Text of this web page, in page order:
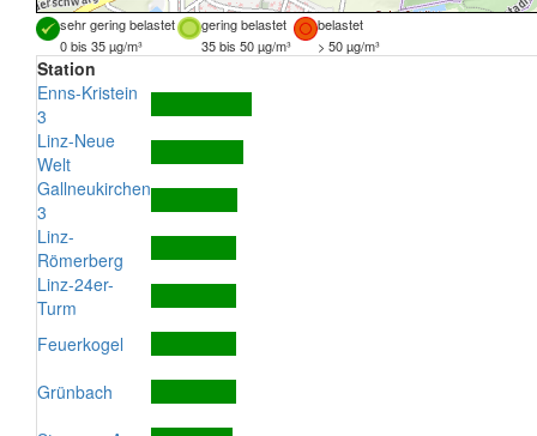
sehr gering belastet gering belastet
belastet
0 bis 35 µg/m³
35 bis 50 µg/m³ > 50 µg/m³
Station
Enns-Kristein
3
Linz-Neue
Welt
Gallneukirchen
3
Linz-
Römerberg
Linz-24er-
Turm
Feuerkogel
Grünbach